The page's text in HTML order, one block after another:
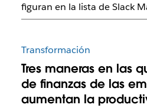
figuran en la lista de Slack
Transformación
Tres maneras en las
de finanzas de las
aumentan la